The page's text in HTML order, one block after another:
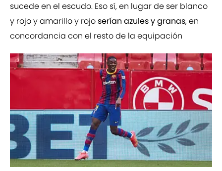
sucede en el escudo. Eso sí, en lugar de ser blanco
y rojo y amarillo y rojoserían azules y granas, en
concordancia con el resto de la equipación